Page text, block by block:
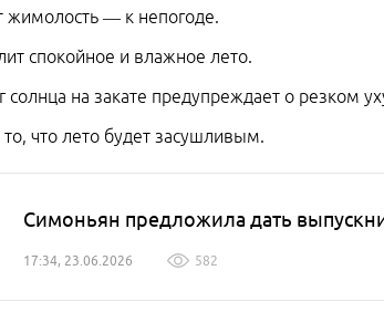
жимолость — к непогоде.
спокойное и влажное лето.
солнца на закате предупреждает о резком
что лето будет засушливым.
Симоньян предложила дать
17:34, 23.06.2026 582